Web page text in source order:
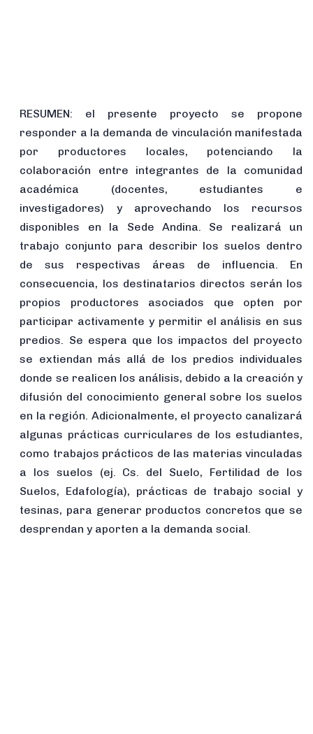
RESUMEN: el presente proyecto se propone
responder a la demanda de vinculación manifestada
por productores locales, potenciando la
colaboración entre integrantes de la comunidad
académica (docentes, estudiantes e
investigadores) y aprovechando los recursos
disponibles en la Sede Andina. Se realizará un
trabajo conjunto para describir los suelos dentro
de sus respectivas áreas de influencia. En
consecuencia, los destinatarios directos serán los
propios productores asociados que opten por
participar activamente y permitir el análisis en sus
predios. Se espera que los impactos del proyecto
se extiendan más allá de los predios individuales
donde se realicen los análisis, debido a la creación y
difusión del conocimiento general sobre los suelos
en la región. Adicionalmente, el proyecto canalizará
algunas prácticas curriculares de los estudiantes,
como trabajos prácticos de las materias vinculadas
a los suelos (ej. Cs. del Suelo, Fertilidad de los
Suelos, Edafología), prácticas de trabajo social y
tesinas, para generar productos concretos que se
desprendan y aporten a la demanda social.